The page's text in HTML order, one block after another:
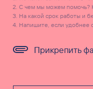
Прикрепить
С чем мы можем помочь?
На какой срок работы и
Напишите, если удобнее